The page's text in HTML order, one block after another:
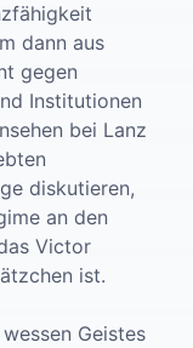
dann aus
gegen
Institutionen
bei Lanz
diskutieren,
an den
Victor
ist.
Geistes